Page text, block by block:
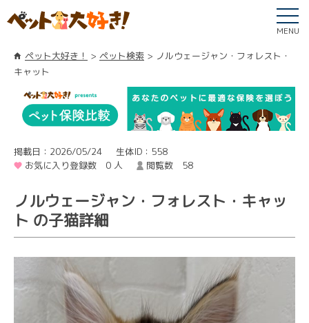
MENU
ペット大好き！ ペット検索
ノルウェージャン・フォレスト・
キャット
掲載日：2026/05/24
生体ID：558
お気に入り登録数 0 人
閲覧数 58
ノルウェージャン・フォレスト・キャッ
ト の子猫詳細